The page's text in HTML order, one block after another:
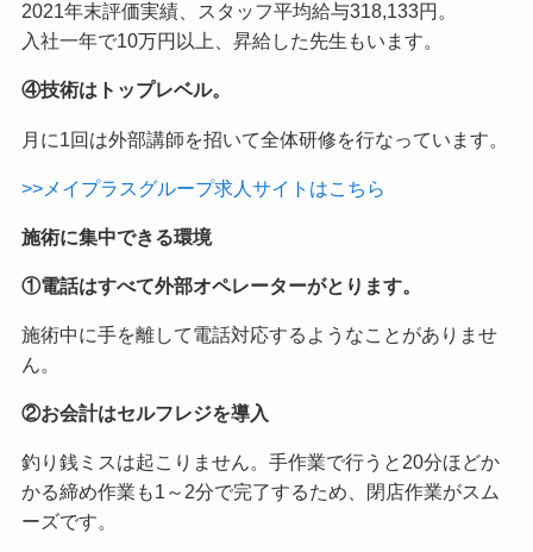
2021年末評価実績、スタッフ平均給与318,133円。
入社一年で10万円以上、昇給した先生もいます。
④技術はトップレベル。
月に1回は外部講師を招いて全体研修を行なっています。
>>メイプラスグループ求人サイトはこちら
施術に集中できる環境
①電話はすべて外部オペレーターがとります。
施術中に手を離して電話対応するようなことがありませ
ん。
②お会計はセルフレジを導入
釣り銭ミスは起こりません。手作業で行うと20分ほどか
かる締め作業も1～2分で完了するため、閉店作業がスム
ーズです。